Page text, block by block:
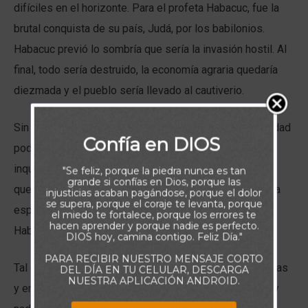
difíciles en el horizonte. Para el profeta Habacuc, fue la
brutal conquista de su país, Judá, por los babilonios.
Habacuc previó lo sombría que sería la invasión hostil. Al
final, todo sería destruido, la economía agraria quedaría
diezmada y el pueblo sería llevado al cautiverio.
Sin embargo, en ese momento crucial, cuando la ansiedad
podría haberlo abrumado, Habacuc declaró su fe
inquebrantable en Dios. Afirmó que el Señor soberano,
que gobierna sobre todos los pueblos y naciones, es la
esperanza de su vida. Dios mismo era la alegría de
Habacuc.
Tal debería ser también nuestra respuesta. En las buenas
y en las malas, Dios está cumpliendo sus propósitos, y
Confía en DIOS
"Se feliz, porque la piedra nunca es tan
grande si confías en Dios, porque las
injusticias acaban pagándose, porque el dolor
se supera, porque el coraje te levanta, porque
el miedo te fortalece, porque los errores te
hacen aprender y porque nadie es perfecto.
DIOS hoy, camina contigo. Feliz Día."
PARA RECIBIR NUESTRO MENSAJE CORTO
DEL DÍA EN TU CELULAR, DESCARGA
NUESTRA APLICACIÓN ANDROID.